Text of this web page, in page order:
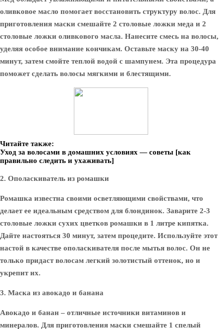
оливковое масло помогает восстановить структуру волос. Для
приготовления маски смешайте 2 столовые ложки меда и 2
столовые ложки оливкового масла. Нанесите смесь на волосы,
уделяя особое внимание кончикам. Оставьте маску на 30-40
минут, затем смойте теплой водой с шампунем. Эта процедура
поможет сделать волосы мягкими и блестящими.
Читайте также:
Уход за волосами в домашних условиях — советы [как
правильно следить и ухаживать]
2. Ополаскиватель из ромашки
Ромашка известна своими осветляющими свойствами, что
делает ее идеальным средством для блондинок. Заварите 2-3
столовые ложки сухих цветков ромашки в 1 литре кипятка.
Дайте настояться 30 минут, затем процедите. Используйте этот
настой в качестве ополаскивателя после мытья волос. Он не
только придаст волосам легкий золотистый оттенок, но и
укрепит их.
3. Маска из авокадо и банана
Авокадо и банан – отличные источники витаминов и
минералов. Для приготовления маски смешайте 1 спелый